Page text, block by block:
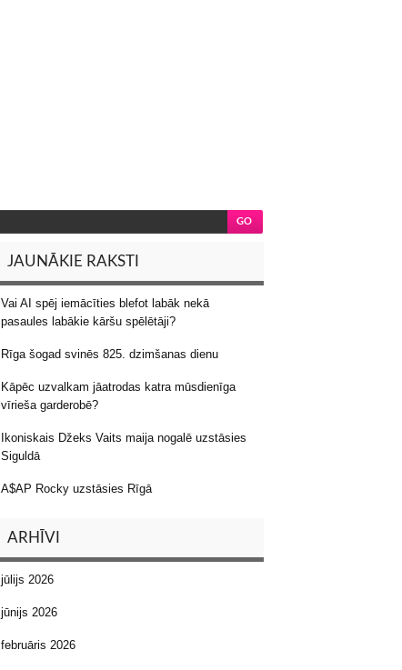
JAUNĀKIE RAKSTI
Vai AI spēj iemācīties blefot labāk nekā
pasaules labākie kāršu spēlētāji?
Rīga šogad svinēs 825. dzimšanas dienu
Kāpēc uzvalkam jāatrodas katra mūsdienīga
vīrieša garderobē?
Ikoniskais Džeks Vaits maija nogalē uzstāsies
Siguldā
A$AP Rocky uzstāsies Rīgā
ARHĪVI
jūlijs 2026
jūnijs 2026
februāris 2026